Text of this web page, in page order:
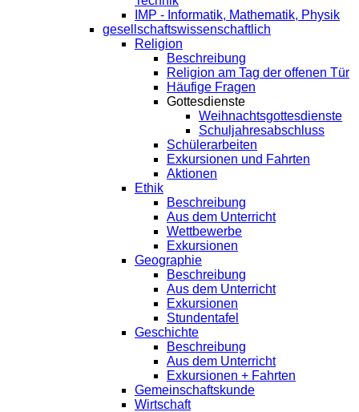
IMP - Informatik, Mathematik, Physik
gesellschaftswissenschaftlich
Religion
Beschreibung
Religion am Tag der offenen Tür
Häufige Fragen
Gottesdienste
Weihnachtsgottesdienste
Schuljahresabschluss
Schülerarbeiten
Exkursionen und Fahrten
Aktionen
Ethik
Beschreibung
Aus dem Unterricht
Wettbewerbe
Exkursionen
Geographie
Beschreibung
Aus dem Unterricht
Exkursionen
Stundentafel
Geschichte
Beschreibung
Aus dem Unterricht
Exkursionen + Fahrten
Gemeinschaftskunde
Wirtschaft